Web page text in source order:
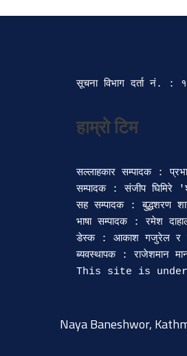
सूचना विभाग दर्ता‍ नं. :
हाम्रो टिम
सल्लाहकार सम्पादक :
सम्पादक : संजीप घिमिरे
सह सम्पादक : बुद्धशरण
भाषा सम्पादक : रमेश
डेस्क : आकाश गजुरेल र
ब्यवस्थापक : राजेशमान
Naya Baneshwor,